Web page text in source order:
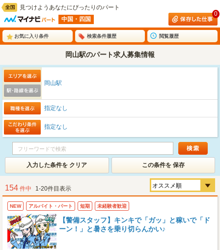
見つけようあなたにぴったりのパート
中国・四国
0
お気に入り条件 検索条件履歴 閲覧履歴
岡山駅のパート求人募集情報
岡山駅
指定なし
指定なし
入力した条件を クリア この条件を 保存
154 件中 1-20件目表示
NEW アルバイト・パート 短期 未経験者歓迎
【警備スタッフ】キンキで「ガッ」と稼いで「ド
ーン！」と暑さを乗り切らんかい♪